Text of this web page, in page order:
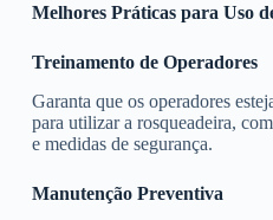
Melhores Práticas para Uso
Treinamento de Operadores
Garanta que os operadores
para utilizar a rosqueadeira,
e medidas de segurança.
Manutenção Preventiva